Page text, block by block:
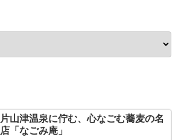
片山津温泉に佇む、心なごむ蕎麦の名
店「なごみ庵」